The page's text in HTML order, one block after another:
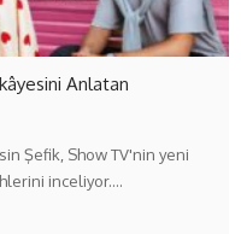
Anlatan
Şefik, Show TV'nin yeni
inceliyor.…